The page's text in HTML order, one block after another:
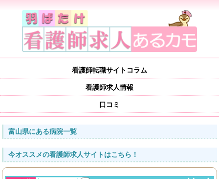
看護師転職サイトコラム
看護師求人情報
口コミ
富山県にある病院一覧
今オススメの看護師求人サイトはこちら！